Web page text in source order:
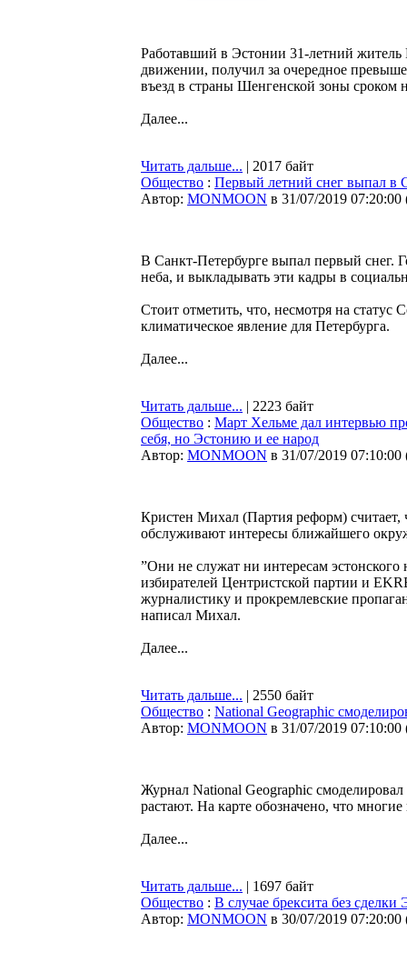
Работавший в Эстонии 31-летний
движении, получил за очередное
въезд в страны Шенгенской зоны сроком
Далее...
Читать дальше... | 2017 байт
Общество : Первый летний снег выпал в
Автор: MONMOON в 31/07/2019 07:20:00
В Санкт-Петербурге выпал первый снег.
неба, и выкладывать эти кадры в
Стоит отметить, что, несмотря на
климатическое явление для Петербурга.
Далее...
Читать дальше... | 2223 байт
Общество : Март Хельме дал интервью
себя, но Эстонию и ее народ
Автор: MONMOON в 31/07/2019 07:10:00
Кристен Михал (Партия реформ)
обслуживают интересы ближайшего
”Они не служат ни интересам эстонского
избирателей Центристской партии и
журналистику и прокремлевские
написал Михал.
Далее...
Читать дальше... | 2550 байт
Общество : National Geographic
Автор: MONMOON в 31/07/2019 07:10:00
Журнал National Geographic
растают. На карте обозначено, что
Далее...
Читать дальше... | 1697 байт
Общество : В случае брексита без
Автор: MONMOON в 30/07/2019 07:20:00